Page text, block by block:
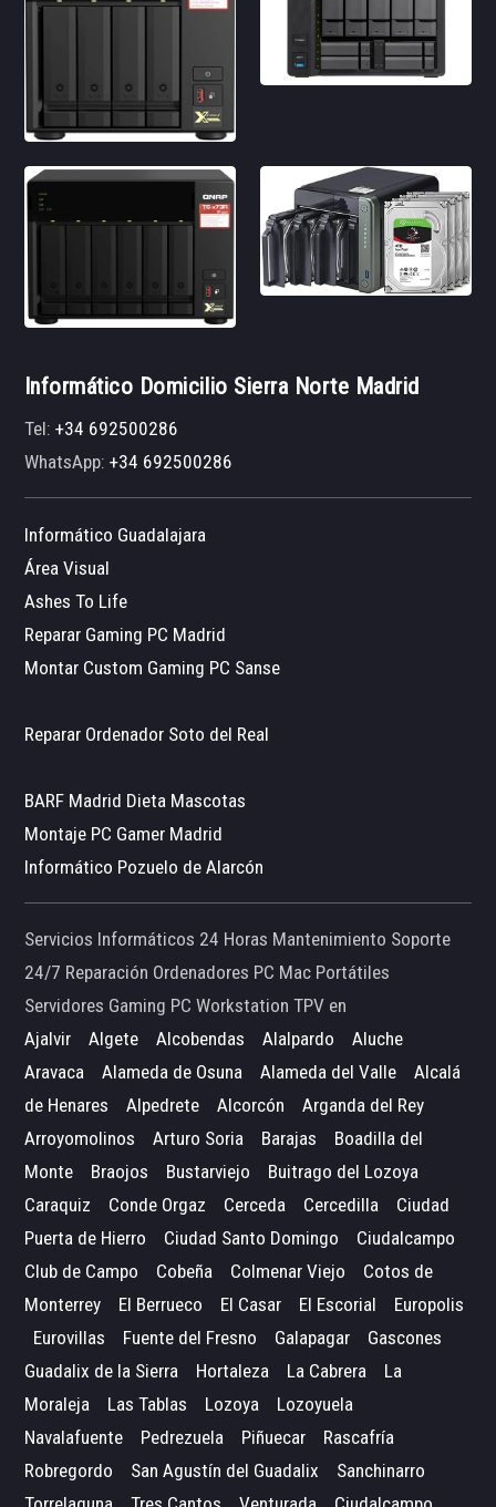
Informático Domicilio Sierra Norte Madrid
Tel:+34 692500286
WhatsApp:+34 692500286
Informático Guadalajara
Área Visual
Ashes To Life
Reparar Gaming PC Madrid
Montar Custom Gaming PC Sanse
Reparar Ordenador Soto del Real
BARF Madrid Dieta Mascotas
Montaje PC Gamer Madrid
Informático Pozuelo de Alarcón
Servicios Informáticos 24 Horas Mantenimiento Soporte
24/7 Reparación Ordenadores PC Mac Portátiles
Servidores Gaming PC Workstation TPV en
Ajalvir
Algete Alcobendas Alalpardo
Aluche
Aravaca
Alameda de Osuna Alameda del Valle
Alcalá
de Henares
Alpedrete Alcorcón
Arganda del Rey
Arroyomolinos
Arturo Soria Barajas
Boadilla del
Monte
Braojos Bustarviejo
Buitrago del Lozoya
Caraquiz
Conde Orgaz Cerceda Cercedilla
Ciudad
Puerta de Hierro
Ciudad Santo Domingo
Ciudalcampo
Club de Campo
Cobeña Colmenar Viejo
Cotos de
Monterrey
El Berrueco El Casar El Escorial
Europolis
Eurovillas
Fuente del Fresno Galapagar
Gascones
Guadalix de la Sierra
Hortaleza La Cabrera
La
Moraleja
Las Tablas Lozoya
Lozoyuela
Navalafuente
Pedrezuela Piñuecar
Rascafría
Robregordo
San Agustín del Guadalix
Sanchinarro